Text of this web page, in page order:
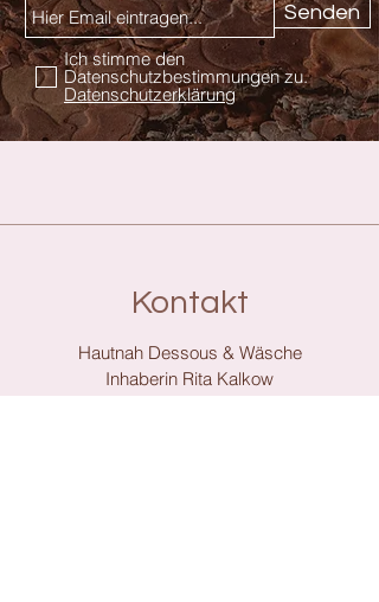
Senden
Ich stimme den
Datenschutzbestimmungen zu.
Datenschutzerklärung
Kontakt
Hautnah Dessous & Wäsche
Inhaberin Rita Kalkow